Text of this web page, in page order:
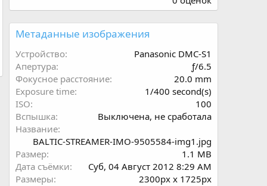
0
0
Метаданные изображения
Устройство
Panasonic DMC-S1
Апертура
ƒ/6.5
Фокусное расстояние
20.0 mm
Exposure time
1/400 second(s)
ISO
100
Вспышка
Выключена, не сработала
Название
BALTIC-STREAMER-IMO-9505584-img1.jpg
Размер
1.1 MB
Дата съёмки
Суб, 04 Август 2012 8:29 AM
Размеры
2300px x 1725px